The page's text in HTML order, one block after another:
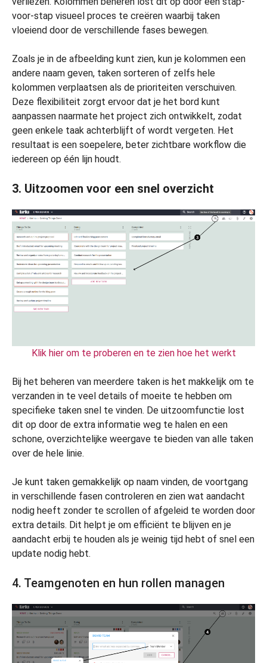
voor-stap visueel proces te creëren waarbij taken
vloeiend door de verschillende fases bewegen.
Zoals je in de afbeelding kunt zien, kun je kolommen een
andere naam geven, taken sorteren of zelfs hele
kolommen verplaatsen als de prioriteiten verschuiven.
Deze flexibiliteit zorgt ervoor dat je het bord kunt
aanpassen naarmate het project zich ontwikkelt, zodat
geen enkele taak achterblijft of wordt vergeten. Het
resultaat is een soepelere, beter zichtbare workflow die
iedereen op één lijn houdt.
3. Uitzoomen voor een snel overzicht
Klik hier om te proberen en te zien hoe het werkt
Bij het beheren van meerdere taken is het makkelijk om te
verzanden in te veel details of moeite te hebben om
specifieke taken snel te vinden. De uitzoomfunctie lost
dit op door de extra informatie weg te halen en een
schone, overzichtelijke weergave te bieden van alle taken
over de hele linie.
Je kunt taken gemakkelijk op naam vinden, de voortgang
in verschillende fasen controleren en zien wat aandacht
nodig heeft zonder te scrollen of afgeleid te worden door
extra details. Dit helpt je om efficiënt te blijven en je
aandacht erbij te houden als je weinig tijd hebt of snel een
update nodig hebt.
4. Teamgenoten en hun rollen managen